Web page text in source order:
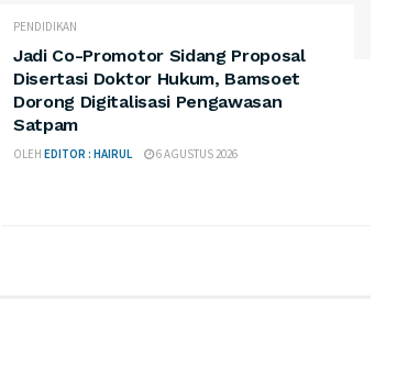
PENDIDIKAN
Jadi Co-Promotor Sidang Proposal
Disertasi Doktor Hukum, Bamsoet
Dorong Digitalisasi Pengawasan
Satpam
OLEH EDITOR : HAIRUL 6 AGUSTUS 2026